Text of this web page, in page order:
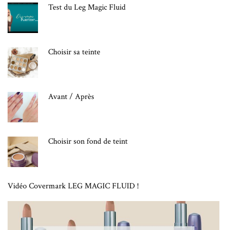
Test du Leg Magic Fluid
Choisir sa teinte
Avant / Après
Choisir son fond de teint
Vidéo Covermark LEG MAGIC FLUID !